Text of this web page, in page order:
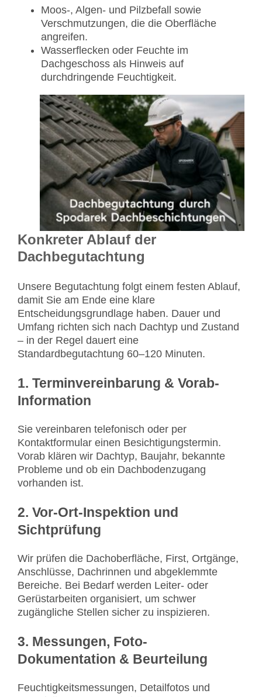
Moos-, Algen- und Pilzbefall sowie
Verschmutzungen, die die Oberfläche
angreifen.
Wasserflecken oder Feuchte im
Dachgeschoss als Hinweis auf
durchdringende Feuchtigkeit.
Konkreter Ablauf der
Dachbegutachtung
Unsere Begutachtung folgt einem festen Ablauf,
damit Sie am Ende eine klare
Entscheidungsgrundlage haben. Dauer und
Umfang richten sich nach Dachtyp und Zustand
– in der Regel dauert eine
Standardbegutachtung 60–120 Minuten.
1. Terminvereinbarung & Vorab-
Information
Sie vereinbaren telefonisch oder per
Kontaktformular einen Besichtigungstermin.
Vorab klären wir Dachtyp, Baujahr, bekannte
Probleme und ob ein Dachbodenzugang
vorhanden ist.
2. Vor-Ort-Inspektion und
Sichtprüfung
Wir prüfen die Dachoberfläche, First, Ortgänge,
Anschlüsse, Dachrinnen und abgeklemmte
Bereiche. Bei Bedarf werden Leiter- oder
Gerüstarbeiten organisiert, um schwer
zugängliche Stellen sicher zu inspizieren.
3. Messungen, Foto-
Dokumentation & Beurteilung
Feuchtigkeitsmessungen, Detailfotos und